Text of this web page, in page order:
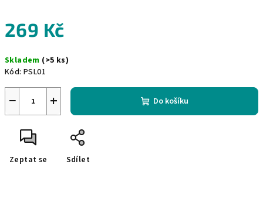
269 Kč
cena:
Skladem (>5 ks)
Kód: PSL01
+
− Do košíku
Zeptat se Sdílet